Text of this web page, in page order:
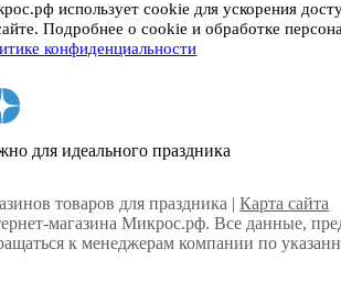
использует cookie для ускорения
Подробнее о cookie и обработке
конфиденциальности
для идеального праздника
товаров для праздника | Карта сайта
магазина Микрос.рф. Все данные,
к менеджерам компании по